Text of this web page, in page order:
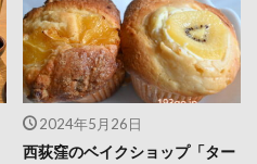
2024年5月26日
西荻窪のベイクショップ「ター